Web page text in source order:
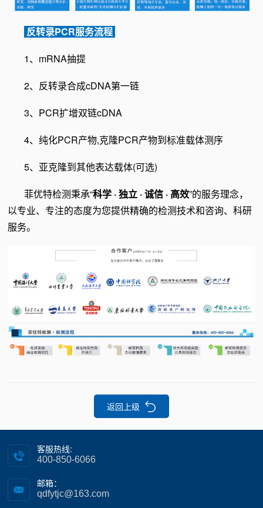
反转录PCR服务流程
1、mRNA抽提
2、反转录合成cDNA第一链
3、PCR扩增双链cDNA
4、纯化PCR产物,克隆PCR产物到标准载体测序
5、亚克隆到其他表达载体(可选)
菲优特检测秉承“科学 · 独立 · 诚信 · 高效”的服务理念，
以专业、专注的态度为您提供精确的检测技术和咨询、科研
服务。
返回上级
客服热线:
400-850-6066
邮箱：
qdfytjc@163.com